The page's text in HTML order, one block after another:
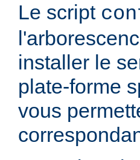
Le script
installer le
plate-forme
vous